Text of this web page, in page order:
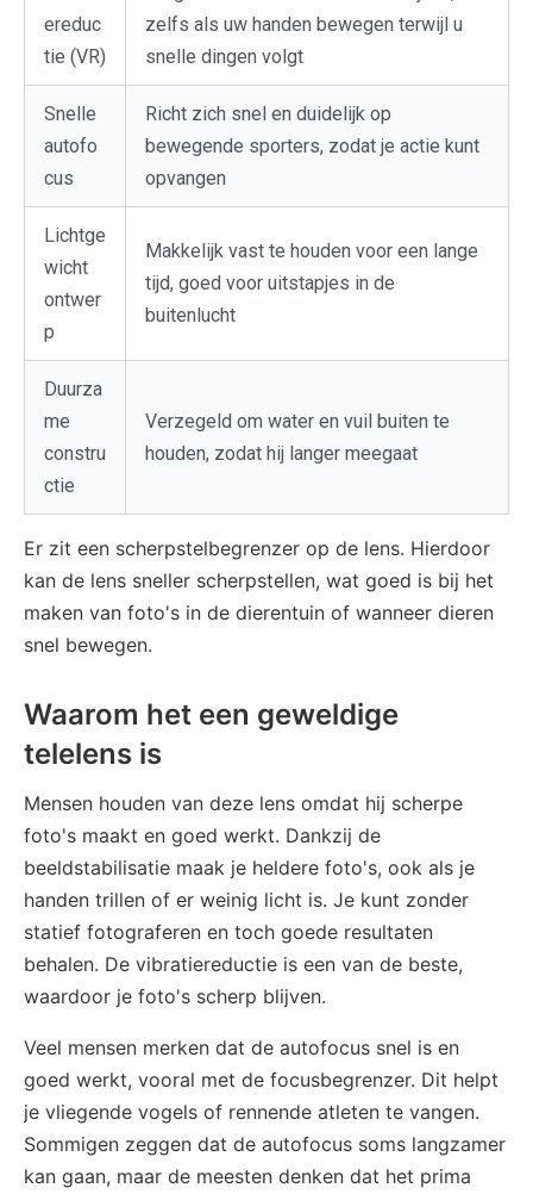
ereduc
tie (VR)
zelfs als uw handen bewegen terwijl u
snelle dingen volgt
Snelle
autofo
cus
Richt zich snel en duidelijk op
bewegende sporters, zodat je actie kunt
opvangen
Lichtge
wicht
ontwer
p
Makkelijk vast te houden voor een lange
tijd, goed voor uitstapjes in de
buitenlucht
Duurza
me
constru
ctie
Verzegeld om water en vuil buiten te
houden, zodat hij langer meegaat
Er zit een scherpstelbegrenzer op de lens. Hierdoor
kan de lens sneller scherpstellen, wat goed is bij het
maken van foto's in de dierentuin of wanneer dieren
snel bewegen.
Waarom het een geweldige
telelens is
Mensen houden van deze lens omdat hij scherpe
foto's maakt en goed werkt. Dankzij de
beeldstabilisatie maak je heldere foto's, ook als je
handen trillen of er weinig licht is. Je kunt zonder
statief fotograferen en toch goede resultaten
behalen. De vibratiereductie is een van de beste,
waardoor je foto's scherp blijven.
Veel mensen merken dat de autofocus snel is en
goed werkt, vooral met de focusbegrenzer. Dit helpt
je vliegende vogels of rennende atleten te vangen.
Sommigen zeggen dat de autofocus soms langzamer
kan gaan, maar de meesten denken dat het prima